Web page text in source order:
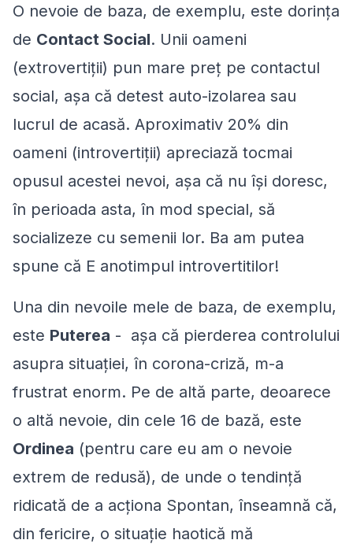
O nevoie de baza, de exemplu, este dorința
de Contact Social. Unii oameni
(extrovertiții) pun mare preț pe contactul
social, așa că detest auto-izolarea sau
lucrul de acasă. Aproximativ 20% din
oameni (introvertiții) apreciază tocmai
opusul acestei nevoi, așa că nu își doresc,
în perioada asta, în mod special, să
socializeze cu semenii lor. Ba am putea
spune că E anotimpul introvertitilor!
Una din nevoile mele de baza, de exemplu,
este Puterea - așa că pierderea controlului
asupra situației, în corona-criză, m-a
frustrat enorm. Pe de altă parte, deoarece
o altă nevoie, din cele 16 de bază, este
Ordinea (pentru care eu am o nevoie
extrem de redusă), de unde o tendință
ridicată de a acționa Spontan, înseamnă că,
din fericire, o situație haotică mă